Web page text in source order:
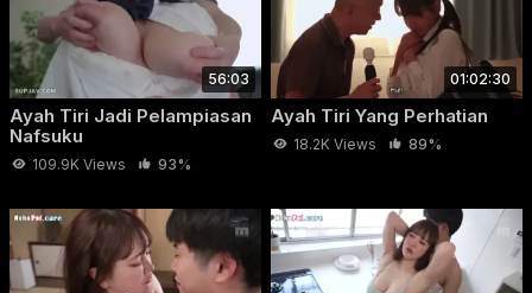
lama perasaan anaknya terhadap ibunya berubah jadi nafsu.
Sayuri yang awalnya kaget dan menolak, akhirnya pasrah
dan ikut larut dalam hubungan terlarang ini.
56:03
Ayah Tiri Jadi Pelampiasan
Nafsuku
109.9K Views 93%
01:02:30
Ayah Tiri Yang Perhatian
18.2K Views 89%